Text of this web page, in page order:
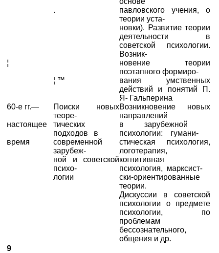
.
павловского учения, о
теории уста-
новки). Развитие теории
деятельности в
советской психологии.
Возник-
¦
новение теории
поэтапного формиро-
¦ ™
вания умственных
действий и понятий П.
Я- Гальперина
60-е гг.—
Поиски новых
теоре-
Возникновение новых
направлений
настоящее
тических
подходов в
в зарубежной
психологии: гумани-
время
современной
зарубеж-
стическая психология,
логотерапия,
ной и советской
психо-
когнитивная
психология, марксист-
логии
ски-ориентированные
теории.
Дискуссии в советской
психологии о предмете
психологии, по
проблемам
бессознательного,
общения и др.
9